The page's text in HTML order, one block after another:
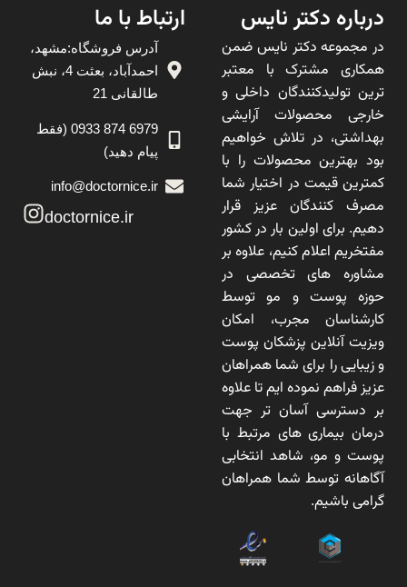
درباره دکتر نایس
در مجموعه دکتر نایس ضمن
همکاری مشترک با معتبر
ترین تولیدکنندگان داخلی و
خارجی محصولات آرایشی
بهداشتی، در تلاش خواهیم
بود بهترین محصولات را با
کمترین قیمت در اختیار شما
مصرف کنندگان عزیز قرار
دهیم. برای اولین بار در کشور
مفتخریم اعلام کنیم، علاوه بر
مشاوره های تخصصی در
حوزه پوست و مو توسط
کارشناسان مجرب، امکان
ویزیت آنلاین پزشکان پوست
و زیبایی را برای شما همراهان
عزیز فراهم نموده ایم تا علاوه
بر دسترسی آسان تر جهت
درمان بیماری های مرتبط با
پوست و مو، شاهد انتخابی
آگاهانه توسط شما همراهان
گرامی باشیم.
ارتباط با ما
آدرس فروشگاه:مشهد،
احمدآباد، بعثت 4، نبش
طالقانی 21
6979 874 0933 (فقط
پیام دهید)
info@doctornice.ir
doctornice.ir